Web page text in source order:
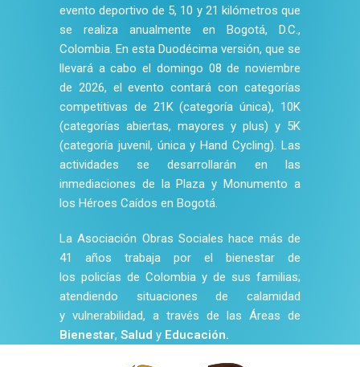
evento deportivo de 5, 10 y 21 kilómetros que
se realiza anualmente en Bogotá, D.C.,
Colombia. En esta Duodécima versión, que se
llevará a cabo el domingo 08 de noviembre
de 2026, el evento contará con categorías
competitivas de 21K (categoría única), 10K
(categorías abiertas, mayores y plus) y 5K
(categoría juvenil, única y Hand Cycling). Las
actividades se desarrollarán en las
inmediaciones de la Plaza y Monumento a
los Héroes Caídos en Bogotá.
La Asociación Obras Sociales hace más de
41 años trabaja por el bienestar de
los policías de Colombia y de sus familias;
atendiendo situaciones de calamidad
y vulnerabilidad, a través de las Áreas de
Bienestar, Salud y Educación.